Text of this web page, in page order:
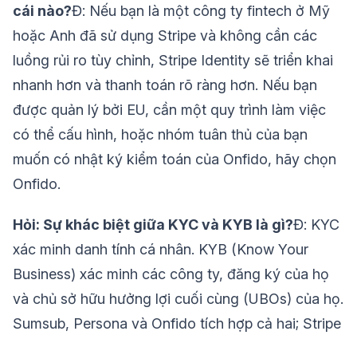
cái nào?Đ: Nếu bạn là một công ty fintech ở Mỹ
hoặc Anh đã sử dụng Stripe và không cần các
luồng rủi ro tùy chỉnh, Stripe Identity sẽ triển khai
nhanh hơn và thanh toán rõ ràng hơn. Nếu bạn
được quản lý bởi EU, cần một quy trình làm việc
có thể cấu hình, hoặc nhóm tuân thủ của bạn
muốn có nhật ký kiểm toán của Onfido, hãy chọn
Onfido.
Hỏi: Sự khác biệt giữa KYC và KYB là gì?Đ: KYC
xác minh danh tính cá nhân. KYB (Know Your
Business) xác minh các công ty, đăng ký của họ
và chủ sở hữu hưởng lợi cuối cùng (UBOs) của họ.
Sumsub, Persona và Onfido tích hợp cả hai; Stripe